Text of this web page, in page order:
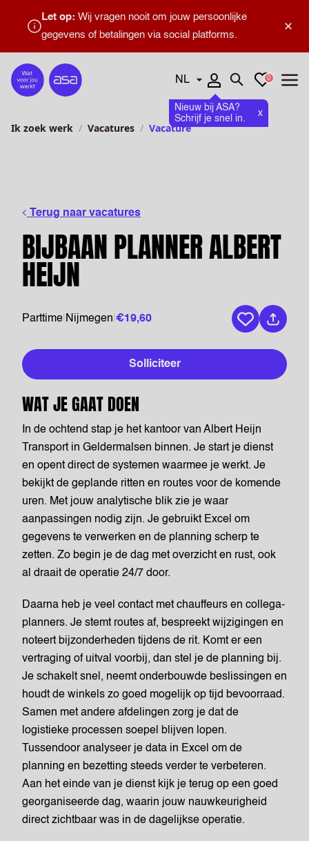
×
Let op: Wij vragen nooit om jouw persoonlijke
gegevens of betalingen via social platforms.
Home
Talen
Nieuw bij ASA?
Schrijf je snel in.
x
Zoeken openen
Favorieten
0
Ik zoek werk Vacatures Vacature
Terug naar vacatures
BIJBAAN PLANNER ALBERT
HEIJN
Parttime Nijmegen €19,60
Bewaar
Solliciteer
WAT JE GAAT DOEN
In de ochtend stap je het kantoor van Albert Heijn
Transport in Geldermalsen binnen. Je start je dienst
en opent direct de systemen waarmee je werkt. Je
bekijkt de geplande ritten en routes voor de komende
uren. Met jouw analytische blik zie je waar
aanpassingen nodig zijn. Je gebruikt Excel om
gegevens te verwerken en de planning scherp te
zetten. Zo begin je de dag met overzicht en rust, ook
al draait de operatie 24/7 door.
Daarna heb je veel contact met chauffeurs en collega-
planners. Je stemt routes af, bespreekt wijzigingen en
noteert bijzonderheden tijdens de rit. Komt er een
vertraging of uitval voorbij, dan stel je de planning bij.
Je schakelt snel, neemt onderbouwde beslissingen en
houdt de winkels zo goed mogelijk op tijd bevoorraad.
Samen met andere afdelingen zorg je dat de
logistieke processen soepel blijven lopen.
Tussendoor analyseer je data in Excel om de
planning en bezetting steeds verder te verbeteren.
Aan het einde van je dienst kijk je terug op een goed
georganiseerde dag, waarin jouw nauwkeurigheid
direct zichtbaar was in de dagelijkse operatie.